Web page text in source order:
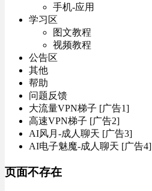
手机-应用
学习区
图文教程
视频教程
公告区
其他
帮助
问题反馈
大流量VPN梯子 [广告1]
高速VPN梯子 [广告2]
AI风月-成人聊天 [广告3]
AI电子魅魔-成人聊天 [广告4]
页面不存在